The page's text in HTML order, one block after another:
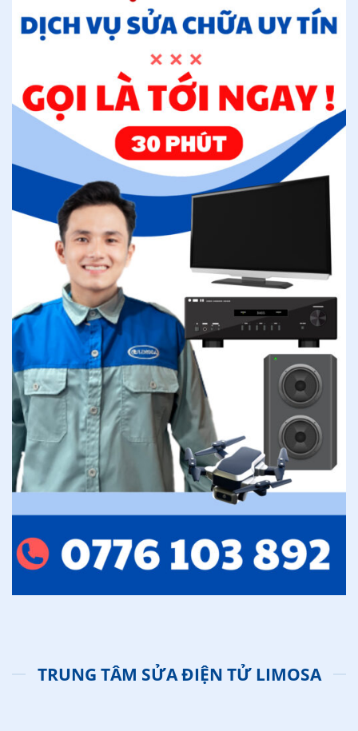
TRUNG TÂM SỬA ĐIỆN TỬ LIMOSA